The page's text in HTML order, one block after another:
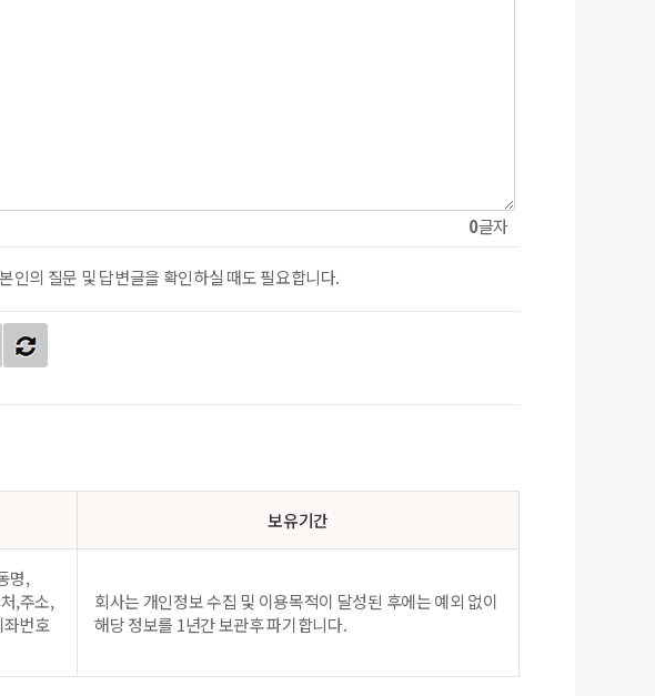
0글자
인의 질문 및 답변글을 확인하실 때도 필요합니다.
보유기간
명,
,주소,
번호
회사는 개인정보 수집 및 이용목적이 달성된 후에는 예외 없이
해당 정보를 1년간 보관후 파기합니다.